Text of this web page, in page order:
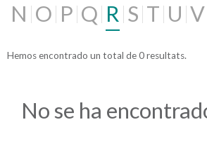
N O P Q R S T U V
Hemos encontrado un total de 0 resultats.
No se ha